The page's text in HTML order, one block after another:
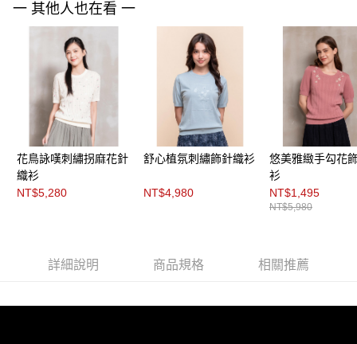
任。
時審查核予不同之上限額度；若仍有額度不足之情形，本公司將視審查結果
請求用戶進行身份認證。
５．嚴禁一人註冊多個帳號或使用他人資訊註冊。若發現惡意使用之情形，
恩沛科技股份有限公司將有權停止該用戶之使用額度並採取法律行動。
一 其他人也在看 一
花鳥詠嘆刺繡拐麻花針
織衫
NT$5,280
舒心植氛刺繡飾針織衫
NT$4,980
悠美雅緻手勾花
衫
NT$1,495
NT$5,980
詳細說明 商品規格 相關推薦